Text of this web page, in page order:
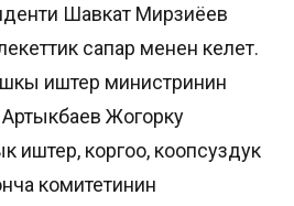
Шавкат Мирзиёев
сапар менен келет.
иштер министринин
Жогорку
иштер, коргоо, коопсуздук
комитетинин